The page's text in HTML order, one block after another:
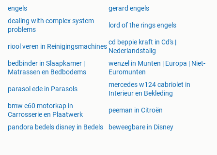
engels
gerard engels
dealing with complex system
problems
lord of the rings engels
riool veren in Reinigingsmachines
cd beppie kraft in Cd's |
Nederlandstalig
bedbinder in Slaapkamer |
Matrassen en Bedbodems
wenzel in Munten | Europa | Niet-
Euromunten
parasol ede in Parasols
mercedes w124 cabriolet in
Interieur en Bekleding
bmw e60 motorkap in
Carrosserie en Plaatwerk
peeman in Citroën
pandora bedels disney in Bedels beweegbare in Disney